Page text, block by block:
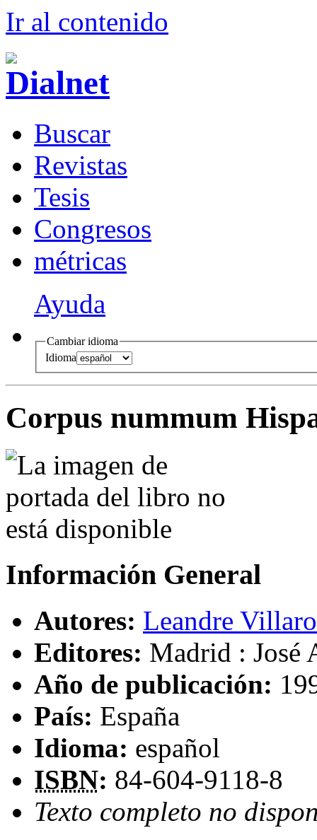
Ir al contenido
Buscar
Revistas
Tesis
Congresos
métricas
Ayuda
Cambiar idioma
Idioma
Corpus nummum
Información General
Autores: Leandre
Editores: Madrid : José
Año de publicación:
País: España
Idioma: español
ISBN: 84-604-9118-8
Texto completo no